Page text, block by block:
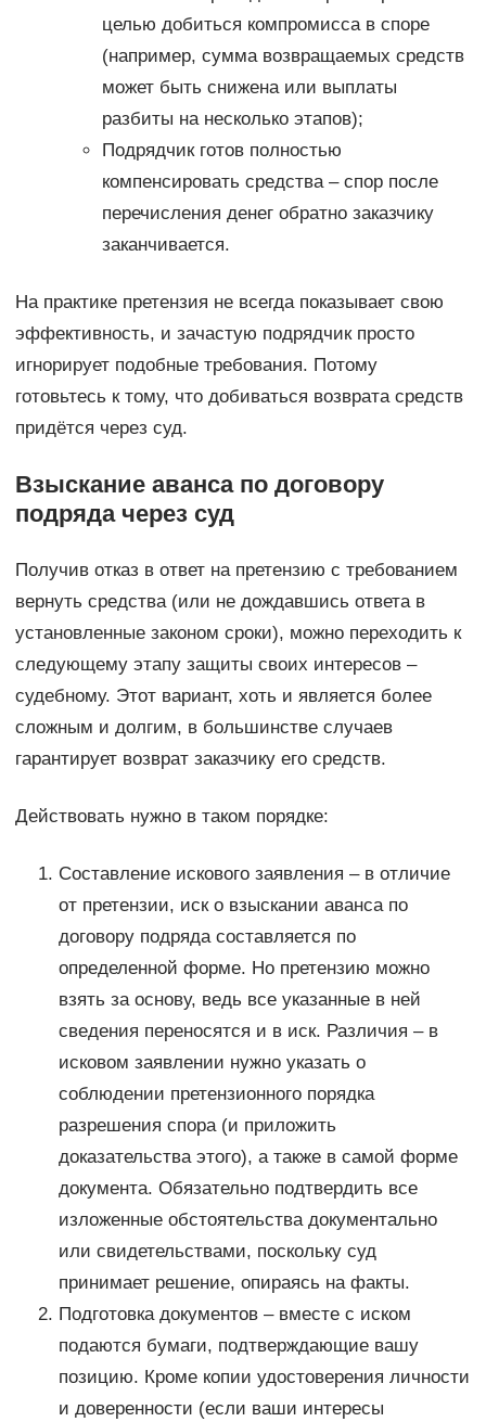
целью добиться компромисса в споре
(например, сумма возвращаемых средств
может быть снижена или выплаты
разбиты на несколько этапов);
Подрядчик готов полностью
компенсировать средства – спор после
перечисления денег обратно заказчику
заканчивается.
На практике претензия не всегда показывает свою
эффективность, и зачастую подрядчик просто
игнорирует подобные требования. Потому
готовьтесь к тому, что добиваться возврата средств
придётся через суд.
Взыскание аванса по договору
подряда через суд
Получив отказ в ответ на претензию с требованием
вернуть средства (или не дождавшись ответа в
установленные законом сроки), можно переходить к
следующему этапу защиты своих интересов –
судебному. Этот вариант, хоть и является более
сложным и долгим, в большинстве случаев
гарантирует возврат заказчику его средств.
Действовать нужно в таком порядке:
Составление искового заявления – в отличие
от претензии, иск о взыскании аванса по
договору подряда составляется по
определенной форме. Но претензию можно
взять за основу, ведь все указанные в ней
сведения переносятся и в иск. Различия – в
исковом заявлении нужно указать о
соблюдении претензионного порядка
разрешения спора (и приложить
доказательства этого), а также в самой форме
документа. Обязательно подтвердить все
изложенные обстоятельства документально
или свидетельствами, поскольку суд
принимает решение, опираясь на факты.
Подготовка документов – вместе с иском
подаются бумаги, подтверждающие вашу
позицию. Кроме копии удостоверения личности
и доверенности (если ваши интересы